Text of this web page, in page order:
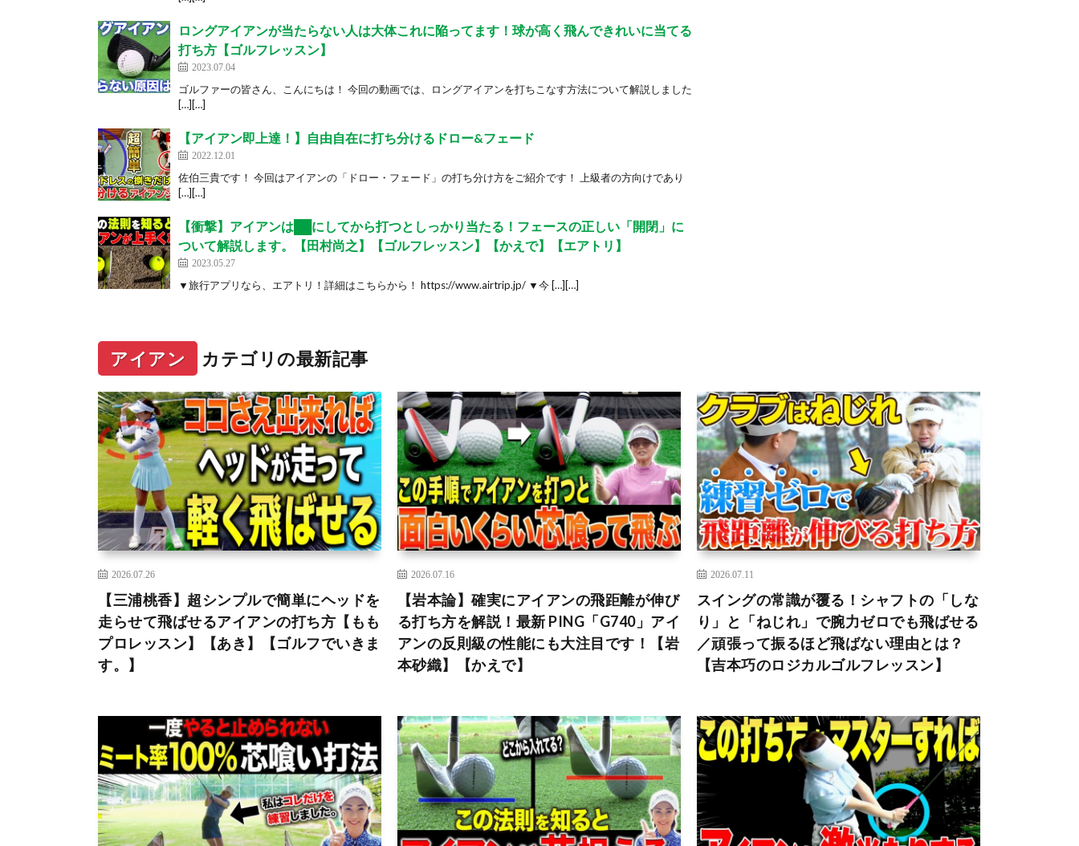
ロングアイアンが当たらない人は大体これに陥ってます！球が高く飛んできれいに当てる
打ち方【ゴルフレッスン】
2023.07.04
ゴルファーの皆さん、こんにちは！ 今回の動画では、ロングアイアンを打ちこなす方法について解説しました
[…][…]
【アイアン即上達！】自由自在に打ち分けるドロー&フェード
2022.12.01
佐伯三貴です！ 今回はアイアンの「ドロー・フェード」の打ち分け方をご紹介です！ 上級者の方向けであり
[…][…]
【衝撃】アイアンは██にしてから打つとしっかり当たる！フェースの正しい「開閉」に
ついて解説します。【田村尚之】【ゴルフレッスン】【かえで】【エアトリ】
2023.05.27
▼旅行アプリなら、エアトリ！詳細はこちらから！ https://www.airtrip.jp/ ▼今 […][…]
アイアン カテゴリの最新記事
2026.07.26
【三浦桃香】超シンプルで簡単にヘッドを
走らせて飛ばせるアイアンの打ち方【もも
プロレッスン】【あき】【ゴルフでいきま
す。】
2026.07.16
【岩本論】確実にアイアンの飛距離が伸び
る打ち方を解説！最新 PING「G740」アイ
アンの反則級の性能にも大注目です！【岩
本砂織】【かえで】
2026.07.11
スイングの常識が覆る！シャフトの「しな
り」と「ねじれ」で腕力ゼロでも飛ばせる
／頑張って振るほど飛ばない理由とは？
【吉本巧のロジカルゴルフレッスン】